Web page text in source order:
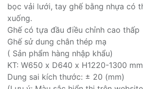
bọc vải lưới, tay ghế bằng nhựa có
xuống.
Ghế có tựa đầu điều chỉnh cao thấp
Ghế sử dung chân thép mạ
( Sản phẩm hàng nhập khẩu)
KT: W650 x D640 x H1220-1300 mm
Dung sai kích thước: ± 20 (mm)